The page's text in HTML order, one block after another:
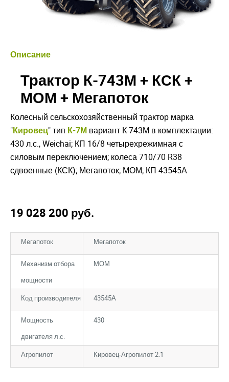
Описание
Трактор К-743М + КСК +
МОМ + Мегапоток
Колесный сельскохозяйственный трактор марка
"Кировец" тип К-7М вариант К-743М в комплектации:
430 л.с., Weichai; КП 16/8 четырехрежимная с
силовым переключением; колеса 710/70 R38
сдвоенные (КСК); Мегапоток; МОМ; КП 43545А
19 028 200 руб.
Мегапоток Мегапоток
Механизм отбора
мощности
МОМ
Код производителя 43545А
Мощность
двигателя л.с.
430
Агропилот Кировец-Агропилот 2.1